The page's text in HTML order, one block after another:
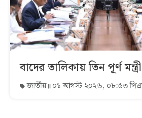
বাদের তালিকায় তিন পূর্ণ
জাতীয় ০১ আগস্ট ২০২৬, ০৮:৫৩